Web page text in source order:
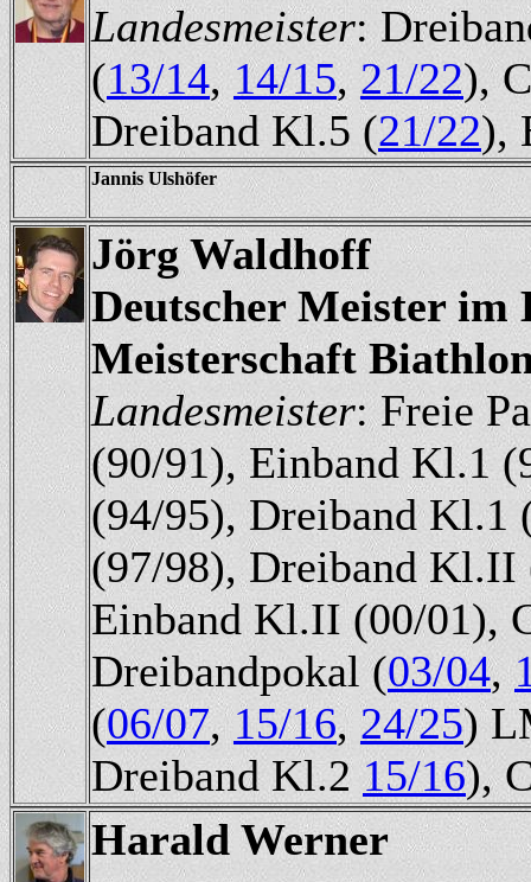
Landesmeister:
(13/14,14/15, 21/22),
Dreiband Kl.5 (21/22),
Jannis Ulshöfer
Jörg Waldhoff
Deutscher Meister im
Meisterschaft
Landesmeister: Freie
(90/91), Einband Kl.1
(94/95), Dreiband Kl.1
(97/98), Dreiband
Einband Kl.II (00/01),
Dreibandpokal (03/04,
(06/07,15/16,24/25)
Dreiband Kl.215/16),
Harald Werner